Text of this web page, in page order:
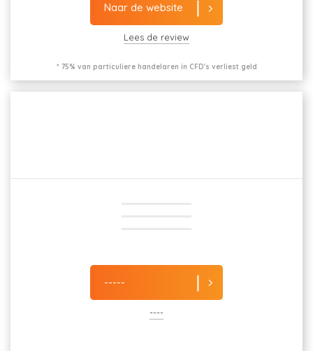
Naar de website
Lees de review
* 75% van particuliere handelaren in CFD's verliest geld
-----
----